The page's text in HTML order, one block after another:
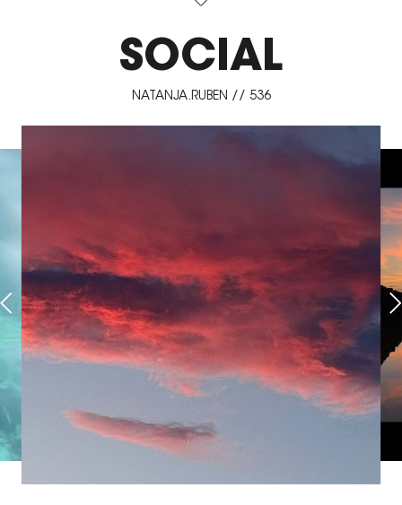
SOCIAL
NATANJA.RUBEN // 536